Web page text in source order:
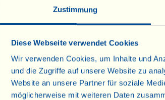
Zustimmung
Diese Webseite verwendet Cookies
Wir verwenden Cookies, um Inhalte und
und die Zugriffe auf unsere Website zu
Website an unsere Partner für soziale
möglicherweise mit weiteren Daten
Die anderen Körbe und
ausgehen, zeigen wir Ihnen
Die „Viallini“ der